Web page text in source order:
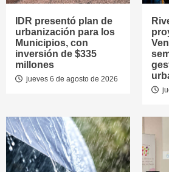
IDR presentó plan de
urbanización para los
Municipios, con
inversión de $335
millones
jueves 6 de agosto de 2026